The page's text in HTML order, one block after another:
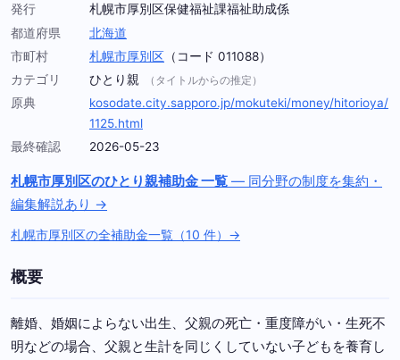
発行
札幌市厚別区保健福祉課福祉助成係
都道府県
北海道
市町村
札幌市厚別区 （コード 011088）
カテゴリ
ひとり親 （タイトルからの推定）
原典
kosodate.city.sapporo.jp/mokuteki/money/hitorioya/
1125.html
最終確認
2026-05-23
札幌市厚別区のひとり親補助金 一覧 — 同分野の制度を集約・
編集解説あり →
札幌市厚別区の全補助金一覧（10 件）→
概要
離婚、婚姻によらない出生、父親の死亡・重度障がい・生死不
明などの場合、父親と生計を同じくしていない子どもを養育し